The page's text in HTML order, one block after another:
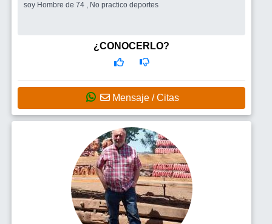
soy Hombre de 74 , No practico deportes
¿CONOCERLO?
Mensaje / Citas